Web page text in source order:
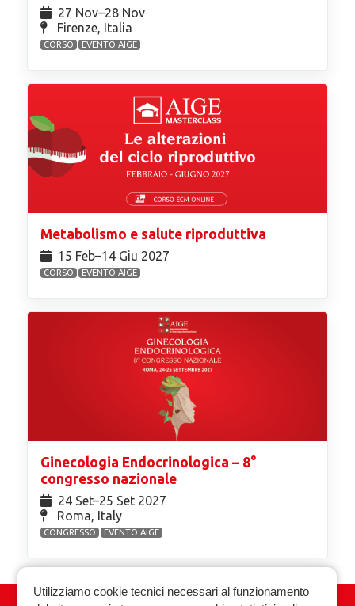
27 Nov⁠–28 Nov
Firenze, Italia
CORSO EVENTO AIGE
Metabolismo e salute riproduttiva
15 Feb⁠–14 Giu 2027
CORSO EVENTO AIGE
Ginecologia Endocrinologica – 8°
congresso nazionale
24 Set⁠–25 Set 2027
Roma, Italy
CONGRESSO EVENTO AIGE
Utilizziamo cookie tecnici necessari al funzionamento